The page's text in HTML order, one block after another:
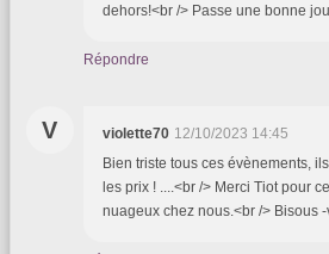
dehors!<br /> Passe une bonne
Répondre
V violette70 12/10/2023 14:45
Bien triste tous ces évènements,
les prix ! ....<br /> Merci Tiot pour
nuageux chez nous.<br /> Bisous